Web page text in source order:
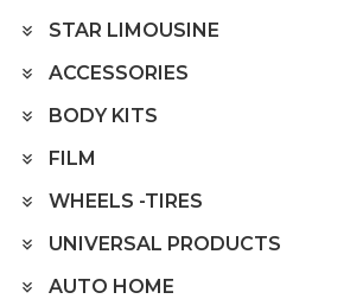
STAR LIMOUSINE
ACCESSORIES
BODY KITS
FILM
WHEELS -TIRES
UNIVERSAL PRODUCTS
AUTO HOME